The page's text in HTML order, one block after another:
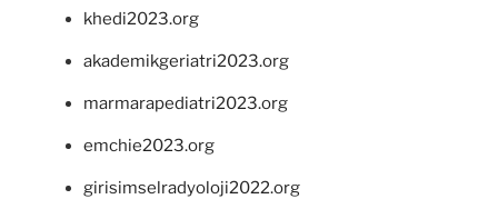
khedi2023.org
akademikgeriatri2023.org
marmarapediatri2023.org
emchie2023.org
girisimselradyoloji2022.org